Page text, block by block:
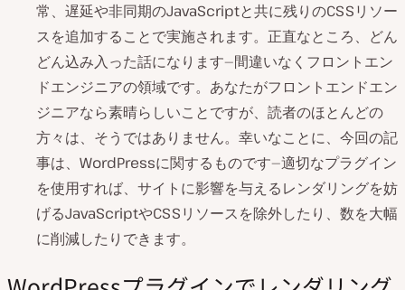
常、遅延や非同期のJavaScriptと共に残りのCSSリソー
スを追加することで実施されます。正直なところ、どん
どん込み入った話になります—間違いなくフロントエン
ドエンジニアの領域です。あなたがフロントエンドエン
ジニアなら素晴らしいことですが、読者のほとんどの
方々は、そうではありません。幸いなことに、今回の記
事は、WordPressに関するものです—適切なプラグイン
を使用すれば、サイトに影響を与えるレンダリングを妨
げるJavaScriptやCSSリソースを除外したり、数を大幅
に削減したりできます。